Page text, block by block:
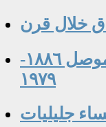
خلال قرن
الشيخ رشيد الخطيب من رموز التنوير في الموصل ١٨٨٦-
١٩٧٩
جليليات